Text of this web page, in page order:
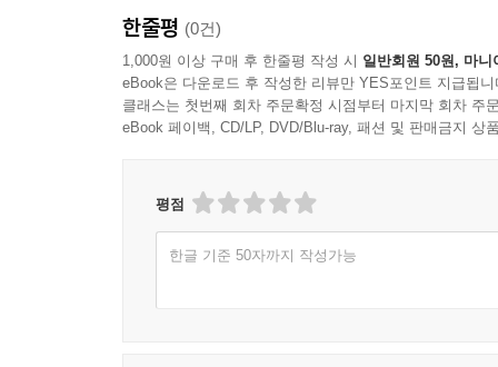
한줄평 (0건)
1,000원 이상 구매 후 한줄평 작성 시 일반회원 50원, 마니
eBook은 다운로드 후 작성한 리뷰만 YES포인트 지급됩니
클래스는 첫번째 회차 주문확정 시점부터 마지막 회차 주
eBook 페이백, CD/LP, DVD/Blu-ray, 패션 및 판매금지 상
평점
한글 기준 50자까지 작성가능